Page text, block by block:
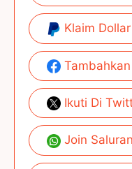
Klaim
Ikuti Di
Join